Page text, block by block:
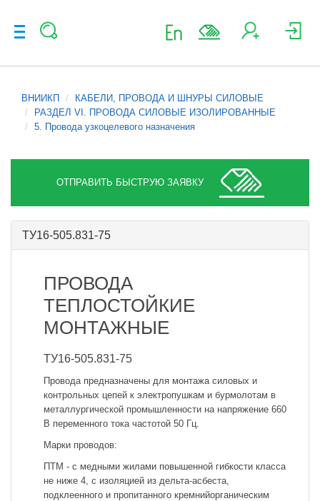
ВНИИКП
КАБЕЛИ, ПРОВОДА И ШНУРЫ СИЛОВЫЕ
РАЗДЕЛ VI. ПРОВОДА СИЛОВЫЕ ИЗОЛИРОВАННЫЕ
5. Провода узкоцелевого назначения
ОТПРАВИТЬ БЫСТРУЮ ЗАЯВКУ
ТУ16-505.831-75
ПРОВОДА
ТЕПЛОСТОЙКИЕ
МОНТАЖНЫЕ
ТУ16-505.831-75
Провода предназначены для монтажа силовых и
контрольных цепей к электропушкам и бурмолотам в
металлургической промышленности на напряжение 660
В переменного тока частотой 50 Гц.
Марки проводов:
ПТМ - с медными жилами повышенной гибкости класса
не ниже 4, с изоляцией из дельта-асбеста,
подклеенного и пропитанного кремнийорганическим